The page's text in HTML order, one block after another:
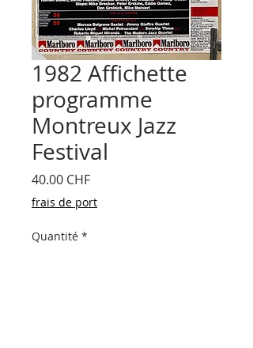
1982 Affichette
programme
Montreux Jazz
Festival
40.00 CHFPrix
frais de port
Quantité *